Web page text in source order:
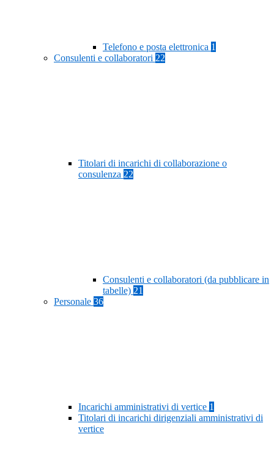
Telefono e posta elettronica 1
Consulenti e collaboratori 22
Titolari di incarichi di collaborazione o
consulenza 22
Consulenti e collaboratori (da pubblicare in
tabelle) 21
Personale 36
Incarichi amministrativi di vertice 1
Titolari di incarichi dirigenziali amministrativi di
vertice